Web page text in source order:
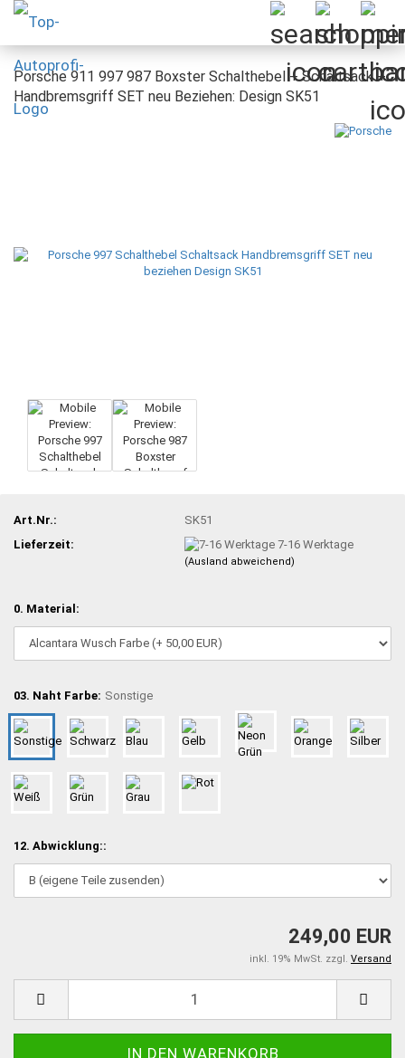
Porsche 911 997 987 Boxster Schalthebel + Schaltsack +
Handbremsgriff SET neu Beziehen: Design SK51
Art.Nr.:
SK51
Lieferzeit:
7-16 Werktage
(Ausland abweichend)
0. Material:
03. Naht Farbe: Sonstige
12. Abwicklung::
249,00 EUR
inkl. 19% MwSt. zzgl. Versand